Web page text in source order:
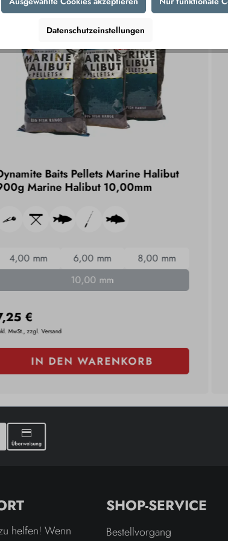
Baits Pellets Marine Halibut
Marine Halibut 10,00mm
4,00 mm 6,00 mm
8,00 mm
10,00 mm
€
MwSt., zzgl. Versand
IN DEN WARENKORB
helfen! Wenn
SHOP-SERVICE
Bestellvorgang
Datenschutzeinstellungen